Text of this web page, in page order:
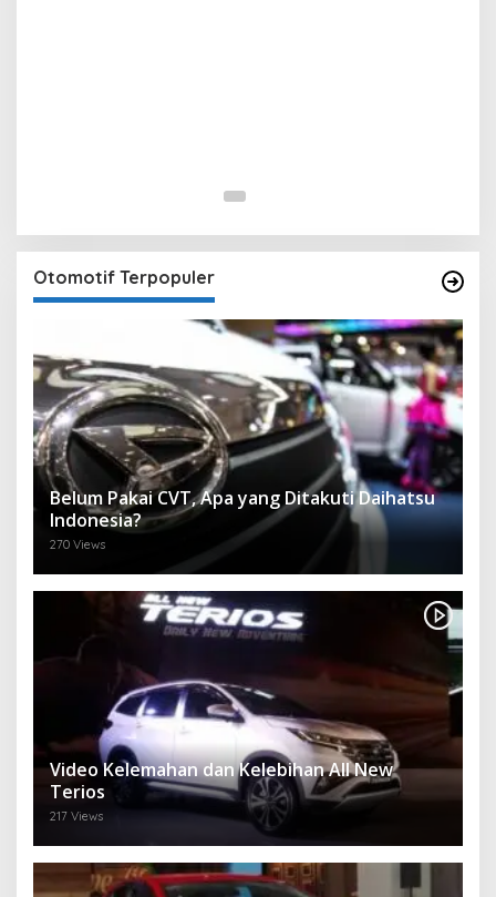
Otomotif Terpopuler
Belum Pakai CVT, Apa yang Ditakuti Daihatsu
Indonesia?
270 Views
Video Kelemahan dan Kelebihan All New
Terios
217 Views